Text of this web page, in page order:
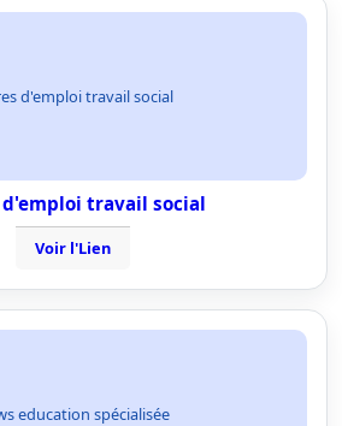
d'emploi travail social
travail social
Voir l'Lien
education spécialisée